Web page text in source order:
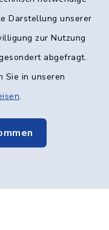
Darstellung unserer
zur Nutzung
abgefragt.
Sie in unseren
.